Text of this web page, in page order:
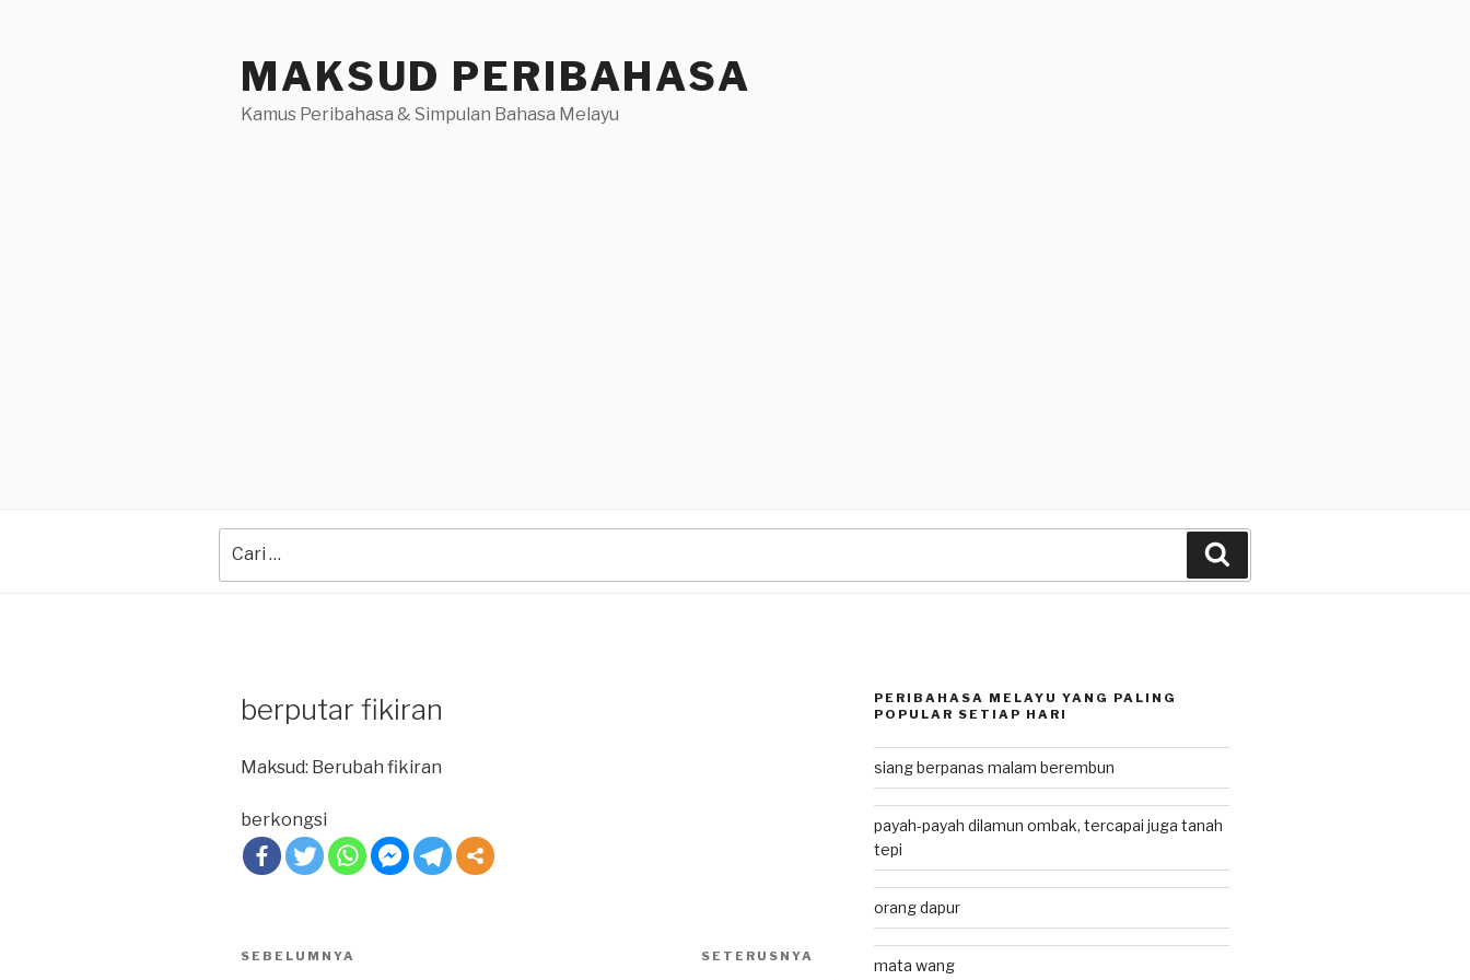
MAKSUD PERIBAHASA
Kamus Peribahasa & Simpulan Bahasa Melayu
for:
berputar fikiran
Maksud: Berubah fikiran
berkongsi
Post
Previous
SEBELUMNYA SETERUSNYA
PERIBAHASA MELAYU YANG PALING
POPULAR SETIAP HARI
siang berpanas malam berembun
payah-payah dilamun ombak, tercapai juga tanah
tepi
orang dapur
mata wang